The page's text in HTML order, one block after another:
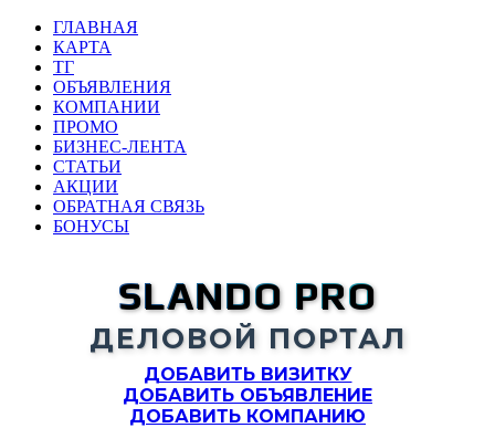
ГЛАВНАЯ
КАРТА
ТГ
ОБЪЯВЛЕНИЯ
КОМПАНИИ
ПРОМО
БИЗНЕС-ЛЕНТА
СТАТЬИ
АКЦИИ
ОБРАТНАЯ СВЯЗЬ
БОНУСЫ
SLANDO PRO
ДЕЛОВОЙ ПОРТАЛ
ДОБАВИТЬ ВИЗИТКУ
ДОБАВИТЬ ОБЪЯВЛЕНИЕ
ДОБАВИТЬ КОМПАНИЮ